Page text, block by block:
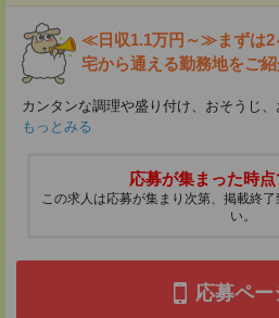
≪日収1.1万円～≫まずは2
宅から通える勤務地をご紹
カンタンな調理や盛り付け、おそうじ
もっとみる
応募が集まった時
この求人は応募が集まり次第、掲載終
い。
応募ペー